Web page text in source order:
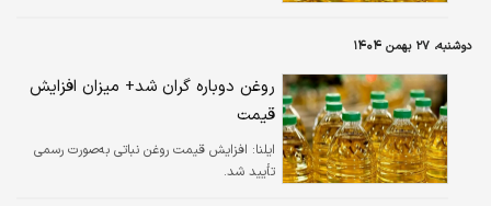
دوشنبه، ۲۷ بهمن ۱۴۰۴
روغن دوباره گران شد+ میزان افزایش
قیمت
ایلنا: افزایش قیمت روغن نباتی به‌صورت رسمی
تأیید شد.